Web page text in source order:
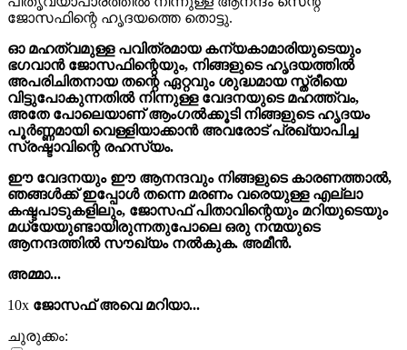
ജോസഫിന്റെ ഹൃദയത്തെ തൊട്ടു.
ഓ മഹത്വമുള്ള പവിത്രമായ കന്യകാമാരിയുടെയും
ഭഗവാൻ ജോസഫിന്റെയും, നിങ്ങളുടെ ഹൃദയത്തിൽ
അപരിചിതനായ തന്റെ ഏറ്റവും ശുദ്ധമായ സ്ത്രീയെ
വിട്ടുപോകുന്നതിൽ നിന്നുള്ള വേദനയുടെ മഹത്ത്വം,
അതേ പോലെയാണ് ആംഗൽക്കൂടി നിങ്ങളുടെ ഹൃദയം
പൂർണ്ണമായി വെള്ളിയാക്കാൻ അവരോട് പ്രഖ്യാപിച്ച
സ്രഷ്ടാവിന്റെ രഹസ്യം.
ഈ വേദനയും ഈ ആനന്ദവും നിങ്ങളുടെ കാരണത്താൽ,
ഞങ്ങൾക്ക് ഇപ്പോൾ തന്നെ മരണം വരെയുള്ള എല്ലാ
കഷ്ടപാടുകളിലും, ജോസഫ് പിതാവിന്റെയും മറിയുടെയും
മധ്യേയുണ്ടായിരുന്നതുപോലെ ഒരു നന്മയുടെ
ആനന്ദത്തിൽ സൗഖ്യം നൽകുക. അമീൻ.
അമ്മാ...
10x ജോസഫ് അവെ മറിയാ...
ചുരുക്കം: